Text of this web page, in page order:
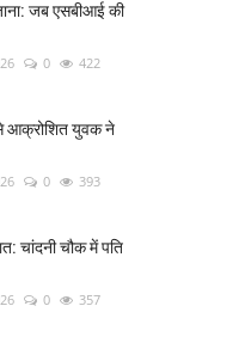
जब एसबीआई की
0 422
आक्रोशित युवक ने
0 393
चांदनी चौक में पति
0 357